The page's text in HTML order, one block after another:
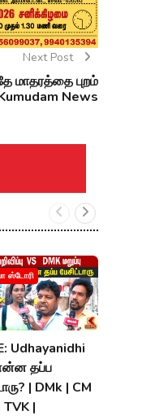
Next Post
மாதரத்தை புறம்
News
ஸ்டோரி
Udhayanidhi
தப்ப
| DMk | CM
|